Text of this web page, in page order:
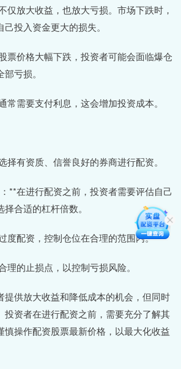
仅放大收益，也放大亏损。市场下跌时，
投入资金更大的损失。
票价格大幅下跌，投资者可能会面临爆仓
亏损。
常需要支付利息，这会增加投资成本。
择有资质、信誉良好的券商进行配资。
**在进行配资之前，投资者需要评估自己
合适的杠杆倍数。
度配资，控制仓位在合理的范围内。
理的止损点，以控制亏损风险。
提供放大收益和降低成本的机会，但同时
投资者在进行配资之前，需要充分了解其
慎操作配资股票最新价格，以最大化收益